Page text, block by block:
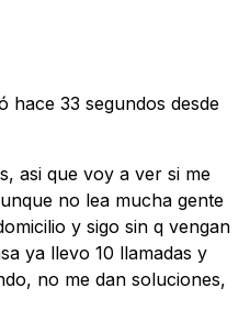
hace 33 segundos desde
asi que voy a ver si me
no lea mucha gente
y sigo sin q vengan
ya llevo 10 llamadas y
no me dan soluciones,